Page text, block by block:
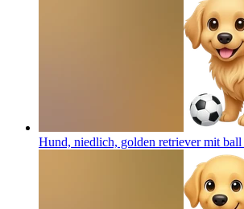
Hund, niedlich, golden retriever mit ball